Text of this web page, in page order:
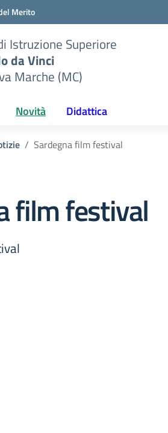
Merito
Istruzione Superiore
da Vinci
Marche (MC)
Novità Didattica
Sardegna film festival
film festival